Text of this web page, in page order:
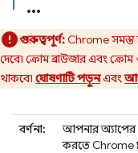
গুরুত্বপূর্ণ:Chrome সমস্ত
দেবে৷ ক্রোম ব্রাউজার এবং
থাকবে৷ ঘোষণাটি পড়ুনএবং
বর্ণনা:
আপনার অ্যাপের
করতে Chrome